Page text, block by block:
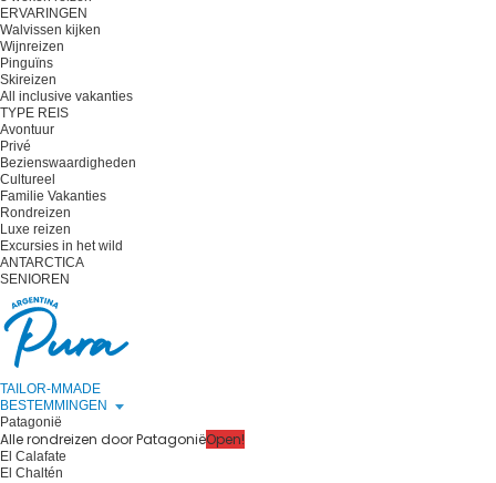
ERVARINGEN
Walvissen kijken
Wijnreizen
Pinguïns
Skireizen
All inclusive vakanties
TYPE REIS
Avontuur
Privé
Bezienswaardigheden
Cultureel
Familie Vakanties
Rondreizen
Luxe reizen
Excursies in het wild
ANTARCTICA
SENIOREN
TAILOR-MMADE
BESTEMMINGEN
Patagonië
Alle rondreizen door PatagoniëOpen!
El Calafate
El Chaltén